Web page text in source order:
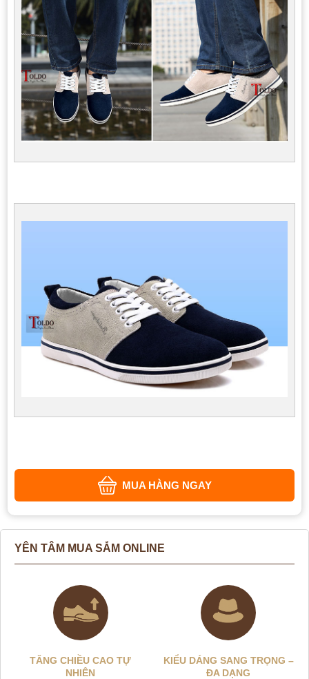
MUA HÀNG NGAY
YÊN TÂM MUA SẮM ONLINE
TĂNG CHIỀU CAO TỰ
NHIÊN
KIỂU DÁNG SANG TRỌNG –
ĐA DẠNG